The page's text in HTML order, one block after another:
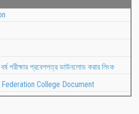
পরীক্ষার প্রবেশপত্র ডাউনলোড করার লিংক
College Document